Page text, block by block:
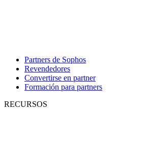
Partners de Sophos
Revendedores
Convertirse en partner
Formación para partners
RECURSOS